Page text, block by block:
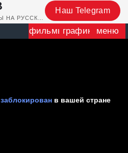
Наш Telegram
фильмыграфик меню